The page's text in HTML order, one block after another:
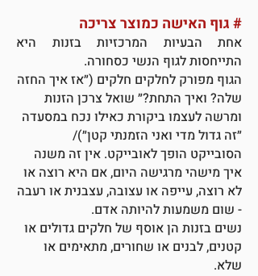
#גוף האישה כמוצר צריכה
אחת הבעיות המרכזיות בזנות היא
התייחסות לגוף הנשי כסחורה.
הגוף מפורק לחלקים חלקים (״אז איך החזה
שלה? ואיך התחת?״ שואל צרכן הזנות
ומרשה לעצמו ביקורת כאילו נכח במסעדה
״זה גדול מדי ואני הזמנתי קטן״)/
הסובייקט הופך לאובייקט. אין זה משנה
איך מישהי מרגישה היום, אם היא רוצה או
לא רוצה, עייפה או עצובה, עצבנית או רעבה
- שום משמעות להיותה אדם.
נשים בזנות הן אוסף של חלקים גדולים או
קטנים, לבנים או שחורים, מתאימים או
שלא.